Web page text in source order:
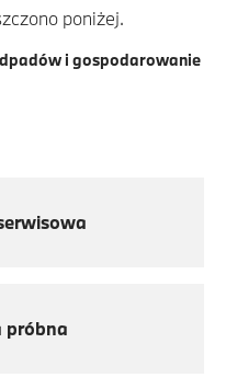
poniżej.
i gospodarowanie
próbna